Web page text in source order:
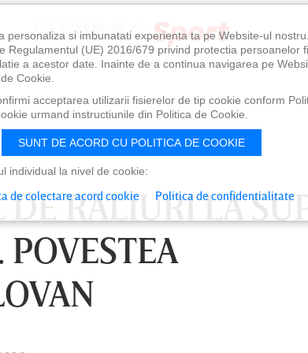
RALIURI LA
personaliza si imbunatati experienta ta pe Website-ul
Regulamentul (UE) 2016/679 privind protectia persoanelor
a acestor date. Inainte de a continua navigarea pe
Cookie.
acceptarea utilizarii fisierelor de tip cookie conform
urmand instructiunile din Politica de Cookie.
SUNT DE ACORD CU POLITICA DE COOKIE
individual la nivel de cookie:
de colectare acord cookie Politica de confidentialitate